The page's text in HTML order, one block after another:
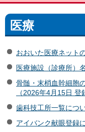
医療
おおいた医療ネット
医療施設（診療所）
骨髄・末梢血幹細胞
（2026年4月15日 登
歯科技工所一覧につ
アイバンク献眼登録